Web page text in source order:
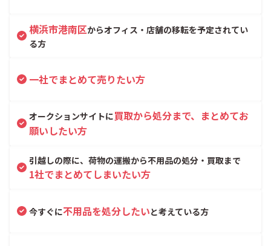
横浜市港南区からオフィス・店舗の移転を予定されてい
る方
一社でまとめて売りたい方
オークションサイトに買取から処分まで、まとめてお
願いしたい方
引越しの際に、荷物の運搬から不用品の処分・買取まで
1社でまとめてしまいたい方
今すぐに不用品を処分したいと考えている方